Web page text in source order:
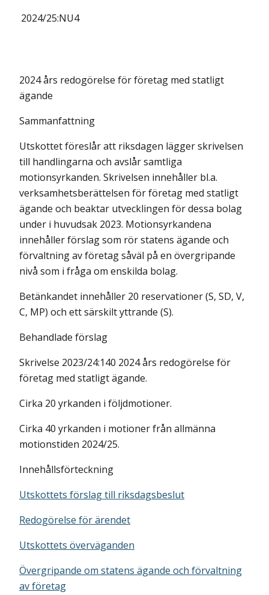
2024/25:NU4
2024 års redogörelse för företag med statligt
ägande
Sammanfattning
Utskottet föreslår att riksdagen lägger skrivelsen
till handlingarna och avslår samtliga
motionsyrkanden. Skrivelsen innehåller bl.a.
verksamhetsberättelsen för företag med statligt
ägande och beaktar utvecklingen för dessa bolag
under i huvudsak 2023. Motionsyrkandena
innehåller förslag som rör statens ägande och
förvaltning av företag såväl på en övergripande
nivå som i fråga om enskilda bolag.
Betänkandet innehåller 20 reservationer (S, SD, V,
C, MP) och ett särskilt yttrande (S).
Behandlade förslag
Skrivelse 2023/24:140 2024 års redogörelse för
företag med statligt ägande.
Cirka 20 yrkanden i följdmotioner.
Cirka 40 yrkanden i motioner från allmänna
motionstiden 2024/25.
Innehållsförteckning
Utskottets förslag till riksdagsbeslut
Redogörelse för ärendet
Utskottets överväganden
Övergripande om statens ägande och förvaltning
av företag